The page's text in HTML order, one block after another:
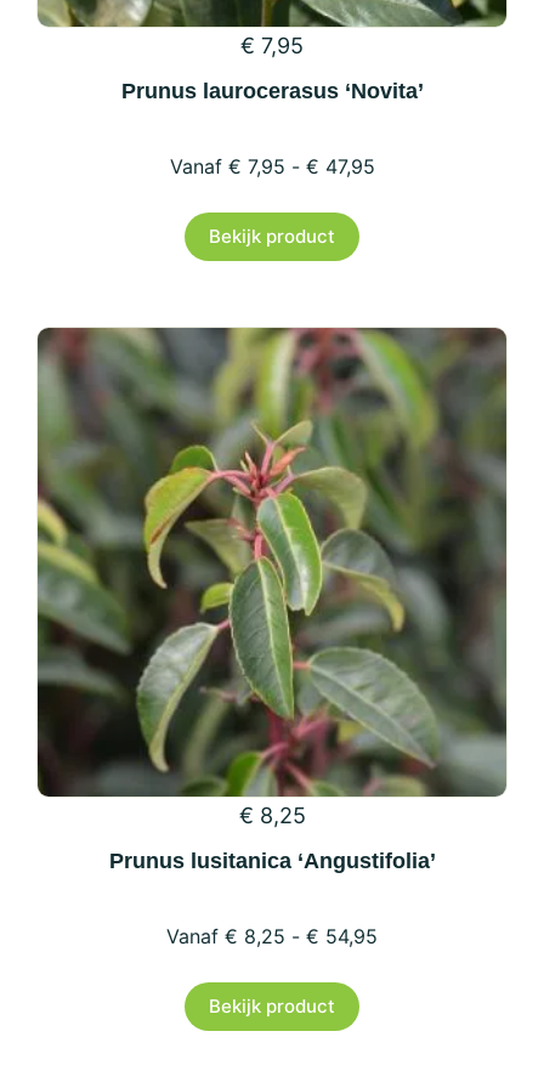
€ 7,95
Prunus laurocerasus ‘Novita’
€ 7,95 - € 47,95
Bekijk product
product
variaties.
Deze
optie
kan
gekozen
worden
op
de
productpagina
€ 8,25
Prunus lusitanica ‘Angustifolia’
€ 8,25 - € 54,95
Bekijk product
product